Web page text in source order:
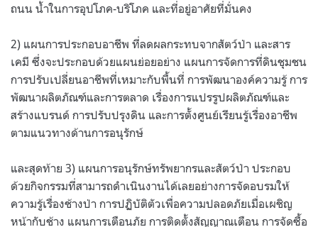
ถนน น้ำในการอุปโภค-บริโภค และที่อยู่อาศัยที่มั่นคง
2) แผนการประกอบอาชีพ ที่ลดผลกระทบจากสัตว์ป่า และสาร
เคมี ซึ่งจะประกอบด้วยแผนย่อยอย่าง แผนการจัดการที่ดินชุมชน
การปรับเปลี่ยนอาชีพที่เหมาะกับพื้นที่ การพัฒนาองค์ความรู้ การ
พัฒนาผลิตภัณฑ์และการตลาด เรื่องการแปรรูปผลิตภัณฑ์และ
สร้างแบรนด์ การปรับปรุงดิน และการตั้งศูนย์เรียนรู้เรื่องอาชีพ
ตามแนวทางด้านการอนุรักษ์
และสุดท้าย 3) แผนการอนุรักษ์ทรัพยากรและสัตว์ป่า ประกอบ
ด้วยกิจกรรมที่สามารถดำเนินงานได้เลยอย่างการจัดอบรมให้
ความรู้เรื่องช้างป่า การปฏิบัติตัวเพื่อความปลอดภัยเมื่อเผชิญ
หน้ากับช้าง แผนการเตือนภัย การติดตั้งสัญญาณเตือน การจัดซื้อ